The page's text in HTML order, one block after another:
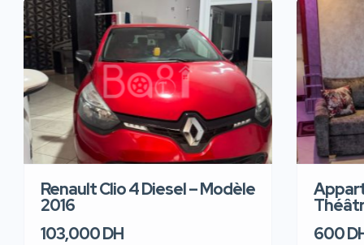
Renault Clio 4 Diesel – Modèle
2016
103,000 DH
600